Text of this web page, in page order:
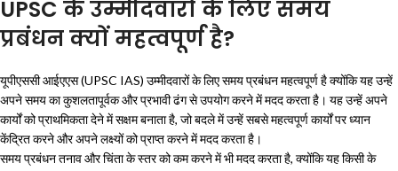
UPSC के उम्मीदवारों के लिए समय
प्रबंधन क्यों महत्वपूर्ण है?
यूपीएससी आईएएस (UPSC IAS) उम्मीदवारों के लिए समय प्रबंधन महत्वपूर्ण है क्योंकि यह उन्हें
अपने समय का कुशलतापूर्वक और प्रभावी ढंग से उपयोग करने में मदद करता है। यह उन्हें अपने
कार्यों को प्राथमिकता देने में सक्षम बनाता है, जो बदले में उन्हें सबसे महत्वपूर्ण कार्यों पर ध्यान
केंद्रित करने और अपने लक्ष्यों को प्राप्त करने में मदद करता है।
समय प्रबंधन तनाव और चिंता के स्तर को कम करने में भी मदद करता है, क्योंकि यह किसी के